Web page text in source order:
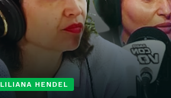
LILIANA HENDEL